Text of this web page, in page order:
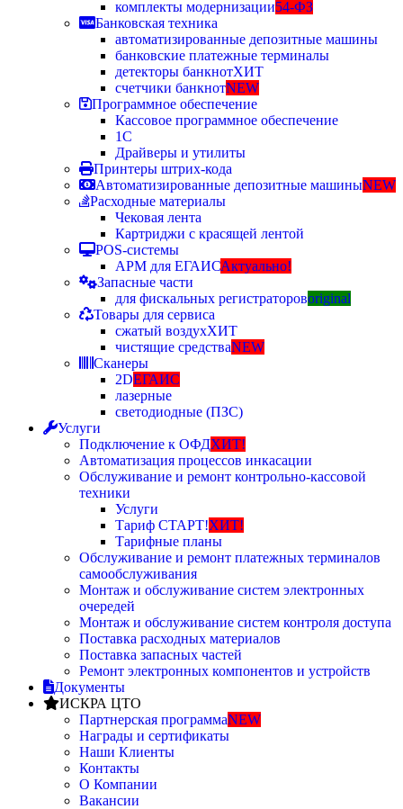
комплекты модернизации54-ФЗ
Банковская техника
автоматизированные депозитные машины
банковские платежные терминалы
детекторы банкнотХИТ
счетчики банкнотNEW
Программное обеспечение
Кассовое программное обеспечение
1С
Драйверы и утилиты
Принтеры штрих-кода
Автоматизированные депозитные машиныNEW
Расходные материалы
Чековая лента
Картриджи с красящей лентой
POS-системы
АРМ для ЕГАИСАктуально!
Запасные части
для фискальных регистраторовoriginal
Товары для сервиса
сжатый воздухХИТ
чистящие средстваNEW
Сканеры
2DЕГАИС
лазерные
светодиодные (ПЗС)
Услуги
Подключение к ОФДХИТ!
Автоматизация процессов инкасации
Обслуживание и ремонт контрольно-кассовой
техники
Услуги
Тариф СТАРТ!ХИТ!
Тарифные планы
Обслуживание и ремонт платежных терминалов
самообслуживания
Монтаж и обслуживание систем электронных
очередей
Монтаж и обслуживание систем контроля доступа
Поставка расходных материалов
Поставка запасных частей
Ремонт электронных компонентов и устройств
Документы
ИСКРА ЦТО
Партнерская программаNEW
Награды и сертификаты
Наши Клиенты
Контакты
О Компании
Вакансии